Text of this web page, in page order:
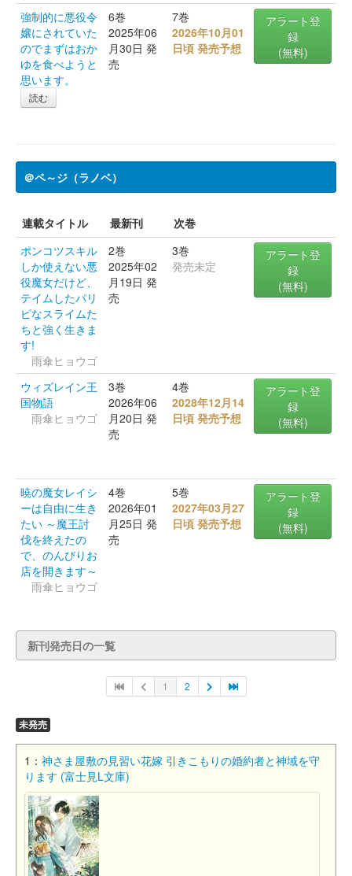
強制的に悪役令
嬢にされていた
のでまずはおか
ゆを食べようと
思います。
読む
6巻
2025年06
月30日 発
売
7巻
2026年10月01
日頃 発売予想
アラート登
録
(無料)
＠ペ～ジ（ラノベ）
連載タイトル 最新刊
次巻
ポンコツスキル
しか使えない悪
役魔女だけど、
テイムしたパリ
ピなスライムた
ちと強く生きま
す!
雨傘ヒョウゴ
2巻
2025年02
月19日 発
売
3巻
発売未定
アラート登
録
(無料)
ウィズレイン王
国物語
雨傘ヒョウゴ
3巻
2026年06
月20日 発
売
4巻
2028年12月14
日頃 発売予想
アラート登
録
(無料)
暁の魔女レイシ
ーは自由に生き
たい ～魔王討
伐を終えたの
で、のんびりお
店を開きます～
雨傘ヒョウゴ
4巻
2026年01
月25日 発
売
5巻
2027年03月27
日頃 発売予想
アラート登
録
(無料)
新刊発売日の一覧
1 2
未発売
1： 神さま屋敷の見習い花嫁 引きこもりの婚約者と神域を守
ります (富士見L文庫)